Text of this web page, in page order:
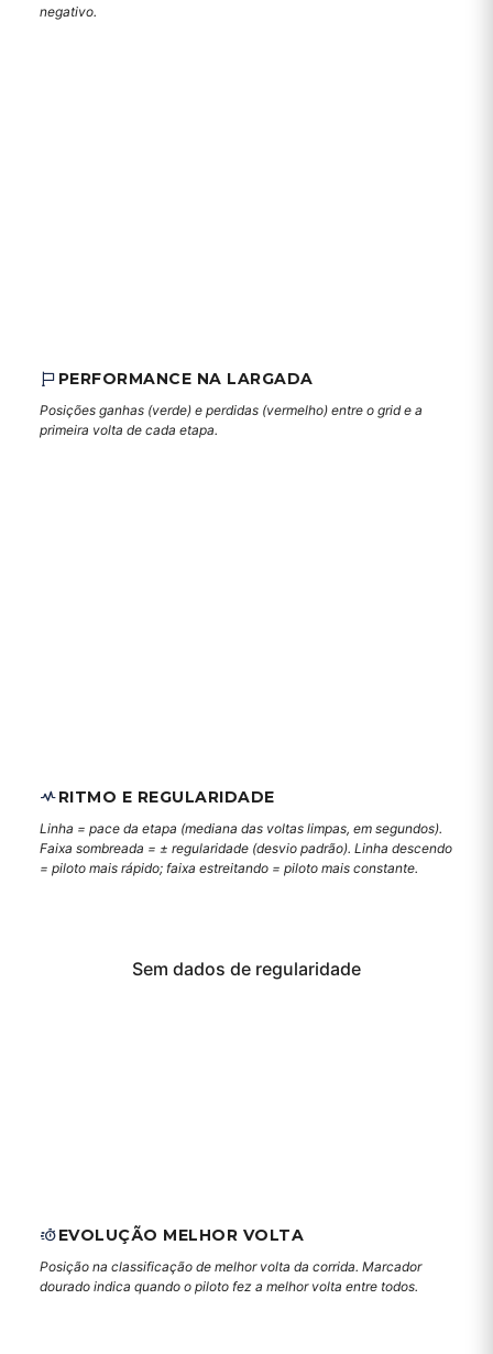
negativo.
PERFORMANCE NA LARGADA
Posições ganhas (verde) e perdidas (vermelho) entre o grid e a
primeira volta de cada etapa.
RITMO E REGULARIDADE
Linha = pace da etapa (mediana das voltas limpas, em segundos).
Faixa sombreada = ± regularidade (desvio padrão). Linha descendo
= piloto mais rápido; faixa estreitando = piloto mais constante.
Sem dados de regularidade
EVOLUÇÃO MELHOR VOLTA
Posição na classificação de melhor volta da corrida. Marcador
dourado indica quando o piloto fez a melhor volta entre todos.